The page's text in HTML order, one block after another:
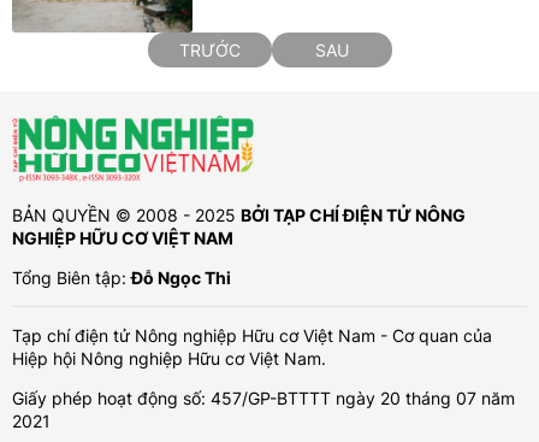
TRƯỚC SAU
BẢN QUYỀN © 2008 - 2025 BỞI TẠP CHÍ ĐIỆN TỬ NÔNG
NGHIỆP HỮU CƠ VIỆT NAM
Tổng Biên tập:Đỗ Ngọc Thi
Tạp chí điện tử Nông nghiệp Hữu cơ Việt Nam - Cơ quan của
Hiệp hội Nông nghiệp Hữu cơ Việt Nam.
Giấy phép hoạt động số: 457/GP-BTTTT ngày 20 tháng 07 năm
2021